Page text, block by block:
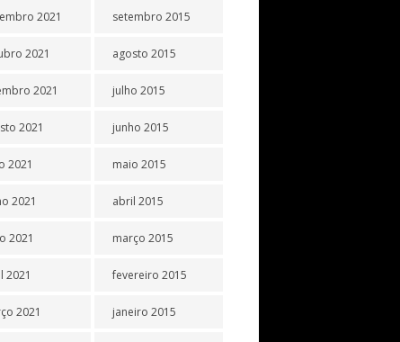
2021
2021
2021
2021
2021
2021
2021
2021
2021
setembro 2015
agosto 2015
julho 2015
junho 2015
maio 2015
abril 2015
março 2015
fevereiro 2015
janeiro 2015